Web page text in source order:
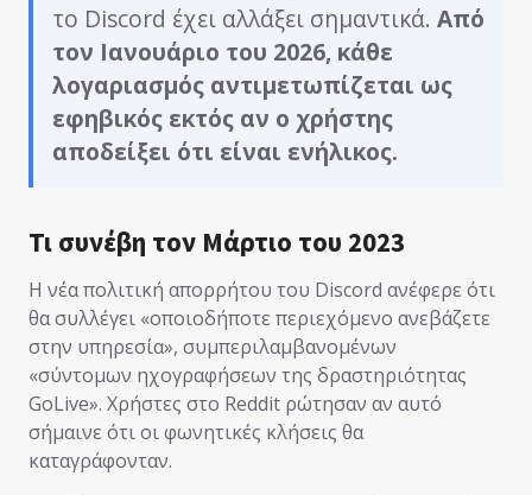
το Discord έχει αλλάξει σημαντικά. Από
τον Ιανουάριο του 2026, κάθε
λογαριασμός αντιμετωπίζεται ως
εφηβικός εκτός αν ο χρήστης
αποδείξει ότι είναι ενήλικος.
Τι συνέβη τον Μάρτιο του 2023
Η νέα πολιτική απορρήτου του Discord ανέφερε ότι
θα συλλέγει «οποιοδήποτε περιεχόμενο ανεβάζετε
στην υπηρεσία», συμπεριλαμβανομένων
«σύντομων ηχογραφήσεων της δραστηριότητας
GoLive». Χρήστες στο Reddit ρώτησαν αν αυτό
σήμαινε ότι οι φωνητικές κλήσεις θα
καταγράφονταν.